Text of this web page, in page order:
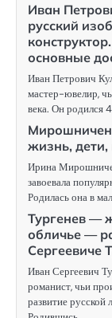
Иван
русский
основные
Иван Петрович
мастер-ювелир,
века. Он родился
жизнь,
Ирина
завоевала
Родилась она в
Тургенев —
обличье —
Сергеевиче
Иван Сергеевич
романист, чьи
развитие